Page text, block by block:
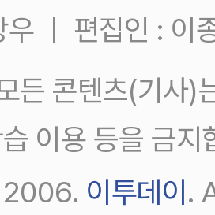
우 ㅣ 편집인 : 이
든 콘텐츠(기사)
이용 등을 금지
이투데이 .